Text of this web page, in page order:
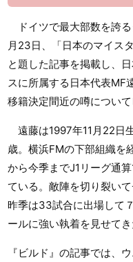
ドイツで最大部数を誇
月23日、「日本のマイス
と題した記事を掲載し、
スに所属する日本代表MF
移籍決定間近の噂について
遠藤は1997年11月22日
歳。横浜FMの下部組織を
から今季までJ1リーグ通
ている。敵陣を切り裂い
昨季は33試合に出場して
ールに強い執着を見せて
『ビルド』の記事では、